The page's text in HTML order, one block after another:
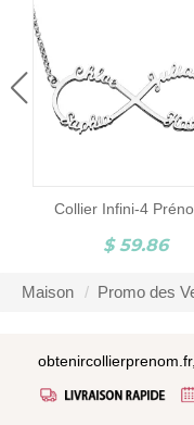
$ 59.86
Maison Promo des